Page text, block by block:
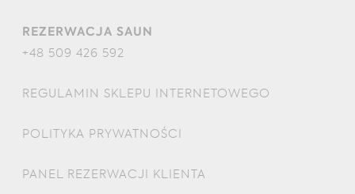
REZERWACJA SAUN
+48 509 426 592
REGULAMIN SKLEPU INTERNETOWEGO
POLITYKA PRYWATNOŚCI
PANEL REZERWACJI KLIENTA